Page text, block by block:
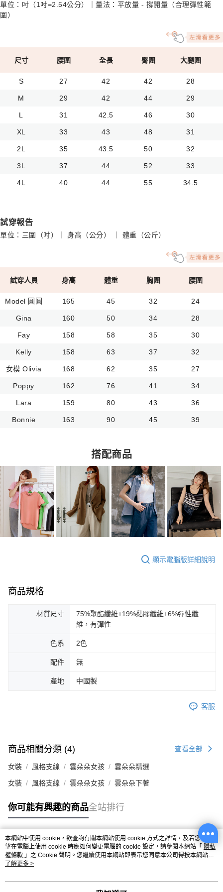
單位：吋（1吋=2.54公分）｜量法：平放量 - 撐開量（合理彈性範
圍）
尺寸 腰圍 全長 臀圍 大腿圍
S 27 42 42 28
M 29 42 44 29
L 31 42.5 46 30
XL 33 43 48 31
2L 35 43.5 50 32
3L 37 44 52 33
4L 40 44 55 34.5
試穿報告
單位：三圍（吋）｜ 身高（公分） ｜ 體重（公斤）
試穿人員 身高 體重 胸圍 腰圍
Model 圓圓 165 45 32 24
Gina 160 50 34 28
Fay 158 58 35 30
Kelly 158 63 37 32
女模 Olivia 168 62 35 27
Poppy 162 76 41 34
Lara 159 80 43 36
Bonnie 163 90 45 39
搭配商品
顯示電腦版詳細說明
商品規格
材質尺寸
75%聚酯纖維+19%黏膠纖維+6%彈性纖
維，有彈性
色系 2色
配件 無
產地 中國製
客服
商品相關分類 (4) 查看全部
女裝 風格支線 雲朵朵女孩 雲朵朵精選
女裝 風格支線 雲朵朵女孩 雲朵朵下著
你可能有興趣的商品全站排行
熱門標籤
本網站中使用 cookie，欲查詢有關本網站使用 cookie 方式之詳情，及若您不希
望在電腦上使用 cookie 時應如何變更電腦的 cookie 設定，請參閱本網站「 隱私
權條款 」之 Cookie 聲明。您繼續使用本網站即表示您同意本公司得按本網站使
用條款之 Cookie 聲明使用 cookie。
了解更多 >